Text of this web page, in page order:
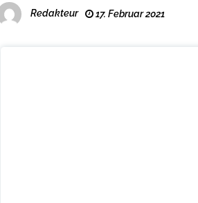
Redakteur 17. Februar 2021